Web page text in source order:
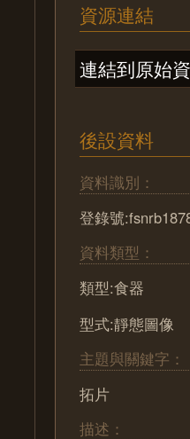
資源連結
連結到原始
後設資料
資料識別：
登錄號
資料類型：
類型:食器
型式:靜態圖像
主題與關鍵字：
拓片
描述：